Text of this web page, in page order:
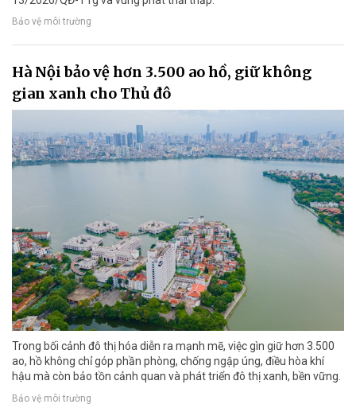
Bảo vệ môi trường
Hà Nội bảo vệ hơn 3.500 ao hồ, giữ không
gian xanh cho Thủ đô
Trong bối cảnh đô thị hóa diễn ra mạnh mẽ, việc gìn giữ hơn 3.500
ao, hồ không chỉ góp phần phòng, chống ngập úng, điều hòa khí
hậu mà còn bảo tồn cảnh quan và phát triển đô thị xanh, bền vững.
Bảo vệ môi trường